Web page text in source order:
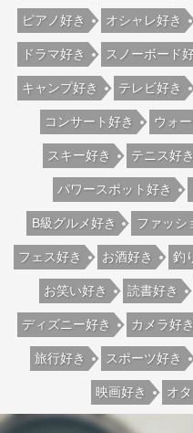
ピアノ好き オシャレ好き
ドラマ好き スノーボード
キャンプ好き テレビ好き
コンサート好き ウォ
スキー好き テニス好き
パワースポット好き
B級グルメ好き ファッシ
フェス好き お酒好き 釣
お笑い好き 読書好き
ディズニー好き カメラ好き
旅行好き スポーツ好き
映画好き オ